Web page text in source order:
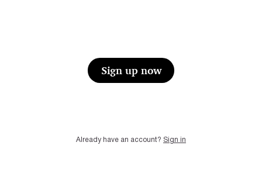
Sign up now
Already have an account? Sign in